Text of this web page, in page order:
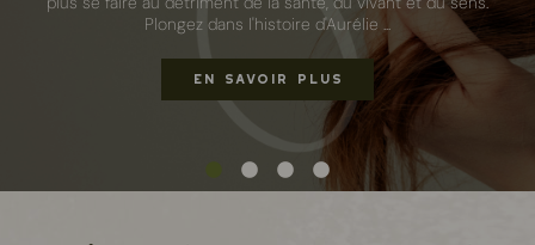
Plongez dans l'histoire d'Aurélie ...
EN SAVOIR PLUS